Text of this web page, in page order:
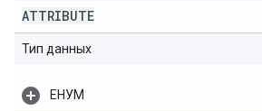
ATTRIBUTE
Тип данных
ЕНУМ